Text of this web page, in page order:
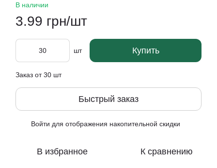
В наличии
3.99 грн/шт
шт Купить
Заказ от 30 шт
Быстрый заказ
Войти для отображения накопительной скидки
В избранное К сравнению